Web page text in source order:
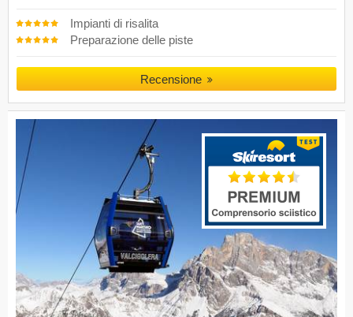
Impianti di risalita
Preparazione delle piste
Recensione